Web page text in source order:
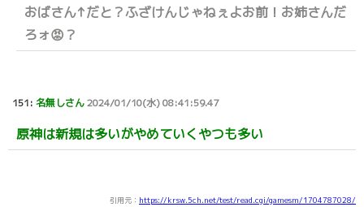
おばさん↑だと？ふざけんじゃねぇよお前！お姉さんだ
ろォ😡？
151: 名無しさん2024/01/10(水) 08:41:59.47
原神は新規は多いがやめていくやつも多い
引用元： https://krsw.5ch.net/test/read.cgi/gamesm/1704787028/